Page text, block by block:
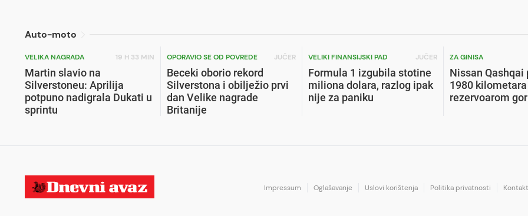
Auto-moto
VELIKA NAGRADA 19 H 33 MIN
Martin slavio na
Silverstoneu: Aprilija
potpuno nadigrala Dukati u
sprintu
OPORAVIO SE OD POVREDE JUČER
Beceki oborio rekord
Silverstona i obilježio prvi
dan Velike nagrade
Britanije
VELIKI FINANSIJSKI PAD JUČER
Formula 1 izgubila stotine
miliona dolara, razlog ipak
nije za paniku
ZA GINISA
Nissan Qashqai
1980
rezervoarom
Impressum Oglašavanje Uslovi korištenja Politika privatnosti Kontakt